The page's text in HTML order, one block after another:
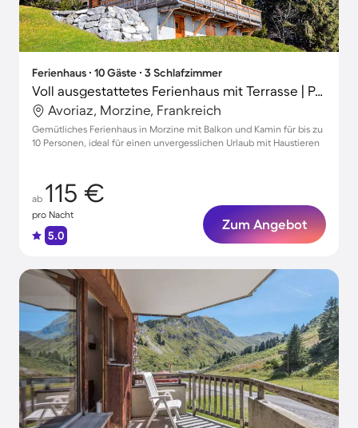
Ferienhaus ∙ 10 Gäste ∙ 3 Schlafzimmer
Voll ausgestattetes Ferienhaus mit Terrasse | Panoramablick | Haustiere erlaubt
Avoriaz, Morzine, Frankreich
Gemütliches Ferienhaus in Morzine mit Balkon und Kamin für bis zu
10 Personen, ideal für einen unvergesslichen Urlaub mit Haustieren
ab 115 €
pro Nacht
5.0
Zum Angebot